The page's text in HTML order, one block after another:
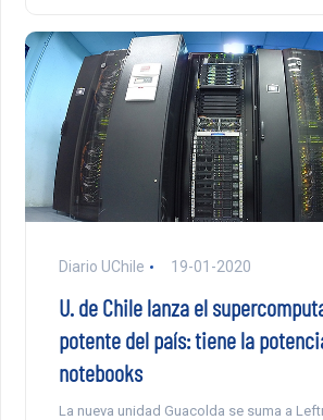
Diario UChile 19-01-2020
U. de Chile lanza el
potente del país: tiene la
notebooks
La nueva unidad Guacolda se suma a